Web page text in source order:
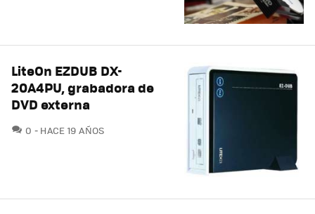
LiteOn EZDUB DX-
20A4PU, grabadora de
DVD externa
0 COMENTARIOS
HACE 19 AÑOS